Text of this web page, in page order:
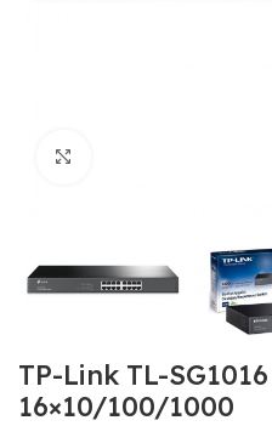
TP-Link TL-
16×10/100/1000